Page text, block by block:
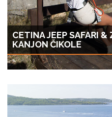
CETINA JEEP SAFARI &
KANJON ČIKOLE